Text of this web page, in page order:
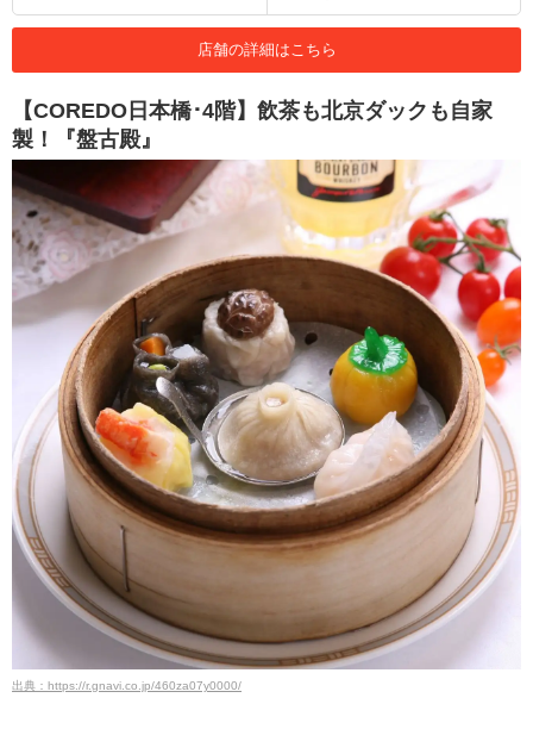
店舗の詳細はこちら
【COREDO日本橋･4階】飲茶も北京ダックも自家
製！『盤古殿』
出典：https://r.gnavi.co.jp/460za07y0000/